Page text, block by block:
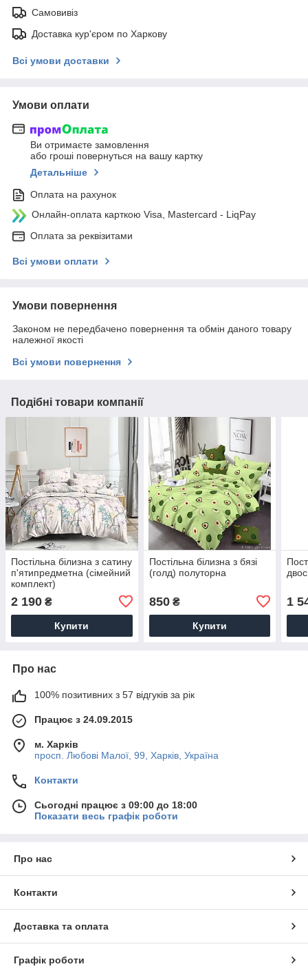
Самовивіз
Доставка кур'єром по Харкову
Всі умови доставки
Умови оплати
Ви отримаєте замовлення
або гроші повернуться на вашу картку
Детальніше
Оплата на рахунок
Онлайн-оплата карткою Visa, Mastercard - LiqPay
Оплата за реквізитами
Всі умови оплати
Умови повернення
Законом не передбачено повернення та обмін даного товару
належної якості
Всі умови повернення
Подібні товари компанії
Постільна білизна з сатину
п'ятипредметна (сімейний
комплект)
2 190 ₴
Купити
Постільна білизна з бязі
(голд) полуторна
850₴
Купити
1
Про нас
100% позитивних з 57 відгуків за рік
Працює з 24.09.2015
м. Харків
просп. Любові Малої, 99, Харків, Україна
Контакти
Сьогодні працює з 09:00 до 18:00
Показати весь графік роботи
Про нас
Контакти
Доставка та оплата
Графік роботи